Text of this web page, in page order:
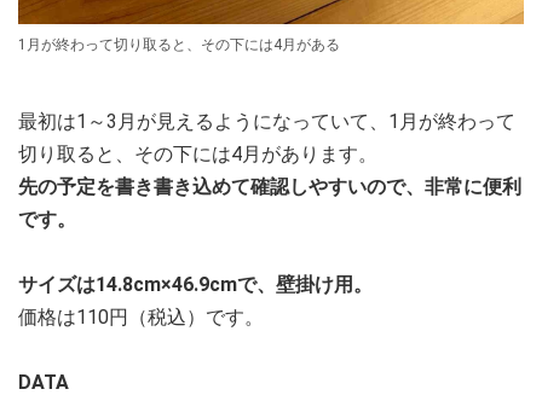
1月が終わって切り取ると、その下には4月がある
最初は1～3月が見えるようになっていて、1月が終わって
切り取ると、その下には4月があります。
先の予定を書き書き込めて確認しやすいので、非常に便利
です。
サイズは14.8cm×46.9cmで、壁掛け用。
価格は110円（税込）です。
DATA